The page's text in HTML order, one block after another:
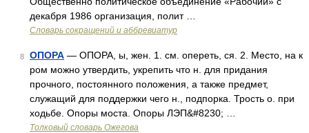
декабря 1986 организация, полит …
Словарь сокращений и аббревиатур
8 ОПОРА — ОПОРА, ы, жен. 1. см. опереть, ся. 2. Место, на к
ром можно утвердить, укрепить что н. для придания
прочного, постоянного положения, а также предмет,
служащий для поддержки чего н., подпорка. Трость о. при
ходьбе. Опоры моста. Опоры ЛЭП&#8230; …
Толковый словарь Ожегова